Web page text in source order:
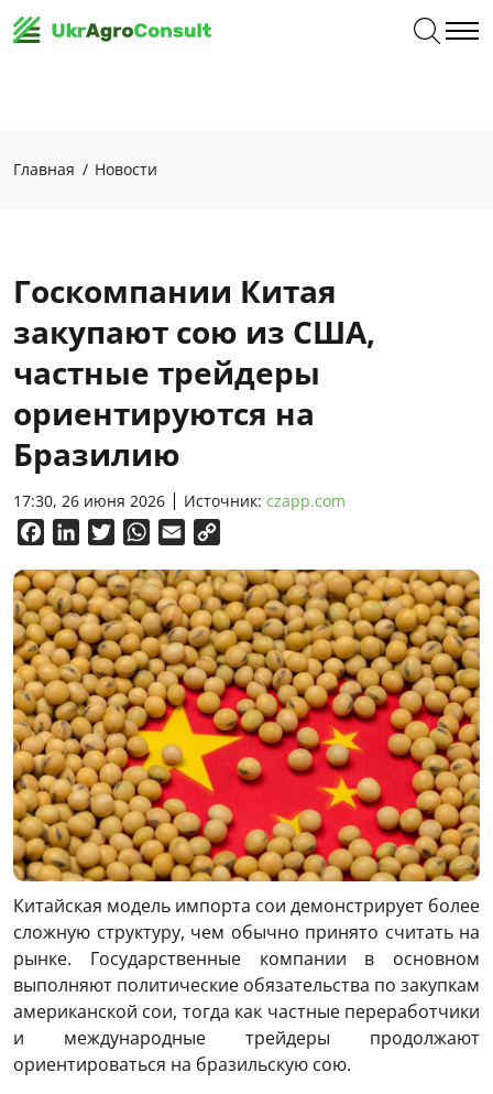
Главная Новости
Госкомпании Китая
закупают сою из США,
частные трейдеры
ориентируются на
Бразилию
17:30, 26 июня 2026 Источник: czapp.com
FacebookLinkedInTwitterWhatsApp
Email
Китайская модель импорта сои демонстрирует более
сложную структуру, чем обычно принято считать на
рынке. Государственные компании в основном
выполняют политические обязательства по закупкам
американской сои, тогда как частные переработчики
и международные трейдеры продолжают
ориентироваться на бразильскую сою.